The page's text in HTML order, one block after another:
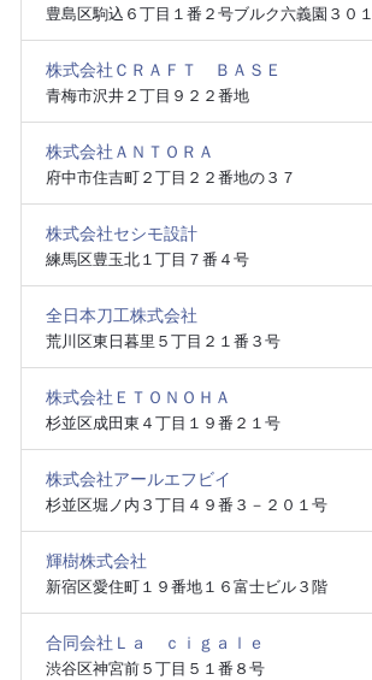
豊島区駒込６丁目１番２号ブルク六義園３０１
株式会社ＣＲＡＦＴ ＢＡＳＥ
青梅市沢井２丁目９２２番地
株式会社ＡＮＴＯＲＡ
府中市住吉町２丁目２２番地の３７
株式会社セシモ設計
練馬区豊玉北１丁目７番４号
全日本刀工株式会社
荒川区東日暮里５丁目２１番３号
株式会社ＥＴＯＮＯＨＡ
杉並区成田東４丁目１９番２１号
株式会社アールエフビイ
杉並区堀ノ内３丁目４９番３－２０１号
輝樹株式会社
新宿区愛住町１９番地１６富士ビル３階
合同会社Ｌａ ｃｉｇａｌｅ
渋谷区神宮前５丁目５１番８号